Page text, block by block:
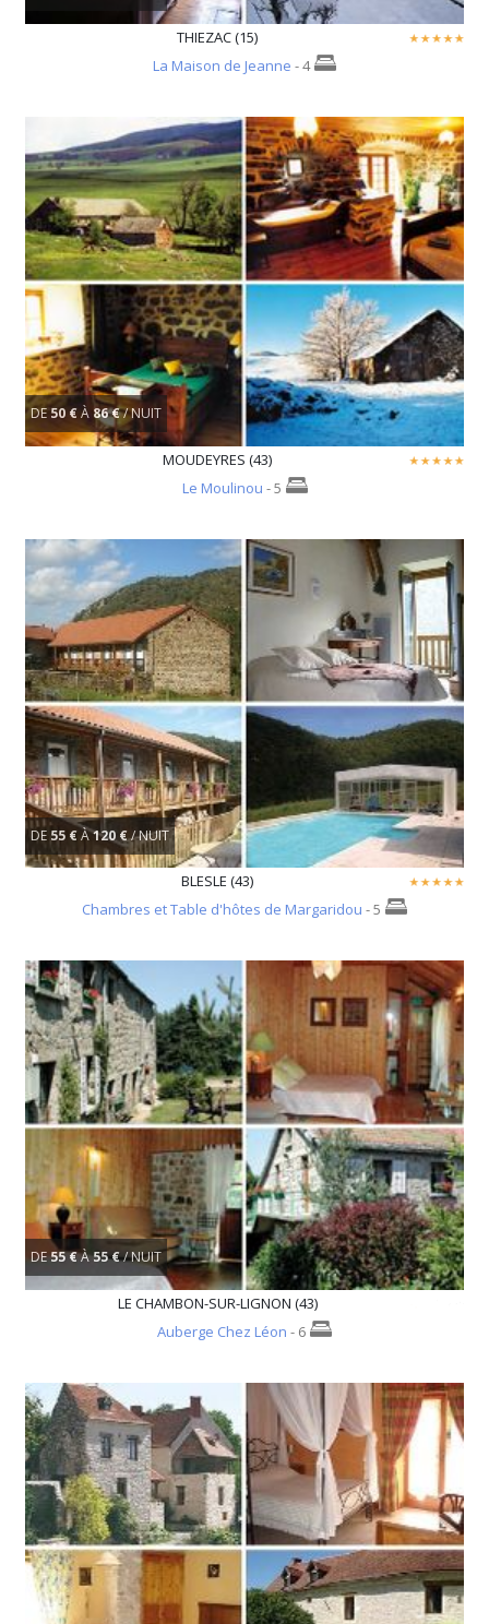
THIEZAC (15)
La Maison de Jeanne - 4
DE 50 €À 86 €/ NUIT
MOUDEYRES (43)
Le Moulinou - 5
DE55 €À120 €/ NUIT
BLESLE (43)
Chambres et Table d'hôtes de Margaridou - 5
DE55 €À55 €/ NUIT
LE CHAMBON-SUR-LIGNON (43)
Auberge Chez Léon - 6